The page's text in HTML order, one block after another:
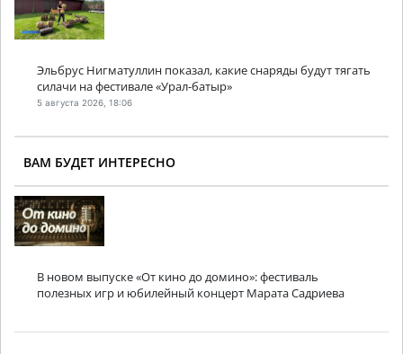
Эльбрус Нигматуллин показал, какие снаряды будут тягать
силачи на фестивале «Урал-батыр»
5 августа 2026, 18:06
ВАМ БУДЕТ ИНТЕРЕСНО
В новом выпуске «От кино до домино»: фестиваль
полезных игр и юбилейный концерт Марата Садриева